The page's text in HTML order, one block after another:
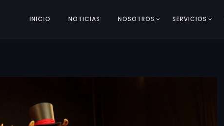
INICIO NOTICIAS NOSOTROS SERVICIOS